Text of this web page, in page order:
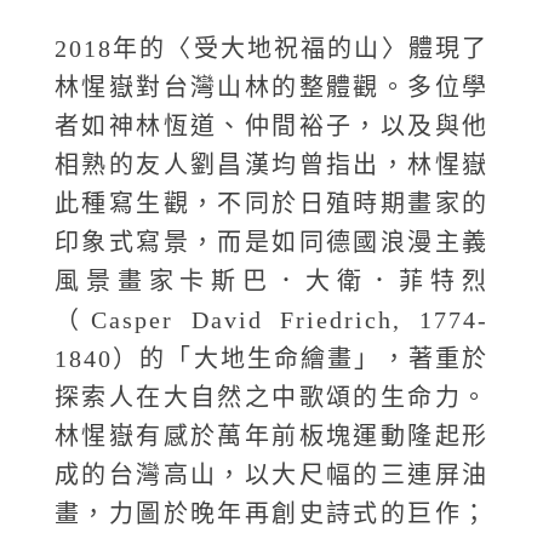
2018年的〈受大地祝福的山〉體現了
林惺嶽對台灣山林的整體觀。多位學
者如神林恆道、仲間裕子，以及與他
相熟的友人劉昌漢均曾指出，林惺嶽
此種寫生觀，不同於日殖時期畫家的
印象式寫景，而是如同德國浪漫主義
風景畫家卡斯巴．大衛．菲特烈
（Casper David Friedrich, 1774-
1840）的「大地生命繪畫」，著重於
探索人在大自然之中歌頌的生命力。
林惺嶽有感於萬年前板塊運動隆起形
成的台灣高山，以大尺幅的三連屏油
畫，力圖於晚年再創史詩式的巨作；